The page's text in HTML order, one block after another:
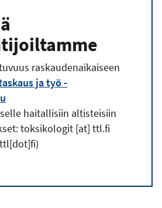
raskaudenaikaiseen
ja työ -
haitallisiin altisteisiin
toksikologit [at] ttl.fi